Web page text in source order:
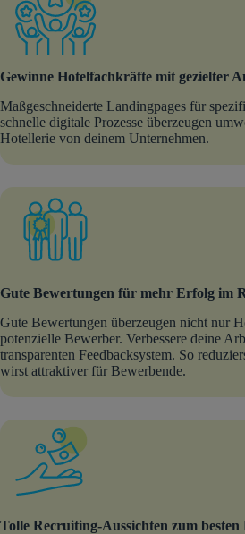
Gewinne Hotelfachkräfte mit gezielter
Maßgeschneiderte Landingpages für
schnelle digitale Prozesse überzeugen
Hotellerie von deinem Unternehmen.
Gute Bewertungen für mehr Erfolg im
Gute Bewertungen überzeugen nicht nur
potenzielle Bewerber. Verbessere deine
transparenten Feedbacksystem. So
wirst attraktiver für Bewerbende.
Tolle Recruiting-Aussichten zum besten